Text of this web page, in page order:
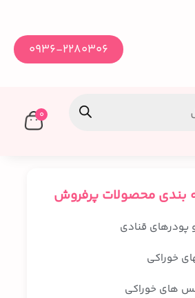
0936-2280306
0
بندی محصولات پرفروش
پودرهای قنادی
خوراکی
های خوراکی